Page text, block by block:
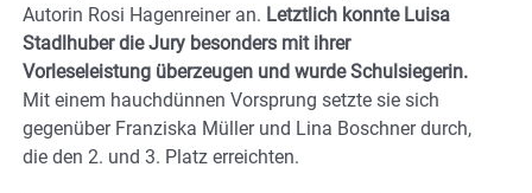
Autorin Rosi Hagenreiner an. Letztlich konnte Luisa
Stadlhuber die Jury besonders mit ihrer
Vorleseleistung überzeugen und wurde Schulsiegerin.
Mit einem hauchdünnen Vorsprung setzte sie sich
gegenüber Franziska Müller und Lina Boschner durch,
die den 2. und 3. Platz erreichten.